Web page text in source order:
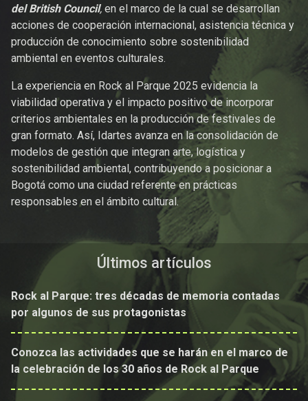
del British Council, en el marco de la cual se desarrollan
acciones de cooperación internacional, asistencia técnica y
producción de conocimiento sobre sostenibilidad
ambiental en eventos culturales.
La experiencia en Rock al Parque 2025 evidencia la
viabilidad operativa y el impacto positivo de incorporar
criterios ambientales en la producción de festivales de
gran formato. Así, Idartes avanza en la consolidación de
modelos de gestión que integran arte, logística y
sostenibilidad ambiental, contribuyendo a posicionar a
Bogotá como una ciudad referente en prácticas
responsables en el ámbito cultural.
Últimos artículos
Rock al Parque: tres décadas de memoria contadas
por algunos de sus protagonistas
Conozca las actividades que se harán en el marco de
la celebración de los 30 años de Rock al Parque